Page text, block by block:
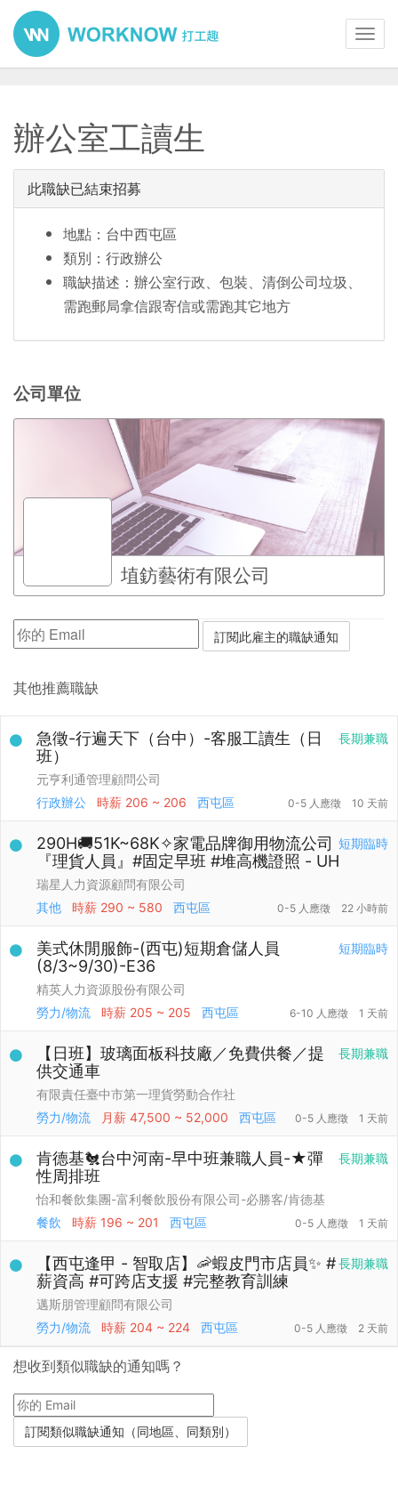
辦公室工讀生
此職缺已結束招募
地點：台中西屯區
類別：行政辦公
職缺描述：辦公室行政、包裝、清倒公司垃圾、
需跑郵局拿信跟寄信或需跑其它地方
公司單位
埴鈁藝術有限公司
其他推薦職缺
長期兼職
急徵-行遍天下（台中）-客服工讀生（日
班）
元亨利通管理顧問公司
行政辦公
時薪 206 ~ 206 西屯區 0-5 人應徵 10 天前
短期臨時
290H🚚51K~68K✧家電品牌御用物流公司
『理貨人員』#固定早班 #堆高機證照 - UH
瑞星人力資源顧問有限公司
其他
時薪 290 ~ 580 西屯區 0-5 人應徵 22 小時前
短期臨時
美式休閒服飾-(西屯)短期倉儲人員
(8/3~9/30)-E36
精英人力資源股份有限公司
勞力/物流
時薪 205 ~ 205 西屯區 6-10 人應徵 1 天前
長期兼職
【日班】玻璃面板科技廠／免費供餐／提
供交通車
有限責任臺中市第一理貨勞動合作社
勞力/物流
月薪 47,500 ~ 52,000 西屯區 0-5 人應徵 1 天前
長期兼職
肯德基🐔台中河南-早中班兼職人員-★彈
性周排班
怡和餐飲集團-富利餐飲股份有限公司-必勝客/肯德基
餐飲
時薪 196 ~ 201 西屯區 0-5 人應徵 1 天前
長期兼職
【西屯逢甲 - 智取店】🦐蝦皮門市店員✨ #
薪資高 #可跨店支援 #完整教育訓練
邁斯朋管理顧問有限公司
勞力/物流
時薪 204 ~ 224 西屯區 0-5 人應徵 2 天前
想收到類似職缺的通知嗎？